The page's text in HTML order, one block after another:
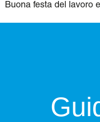
Buona festa del lavoro